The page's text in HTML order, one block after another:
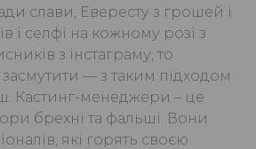
слави, Евересту з грошей і
і селфі на кожному розі з
з інстаграму, то
— з таким підходом
Кастинг-менеджери – це
брехні та фальші. Вони
які горять своєю